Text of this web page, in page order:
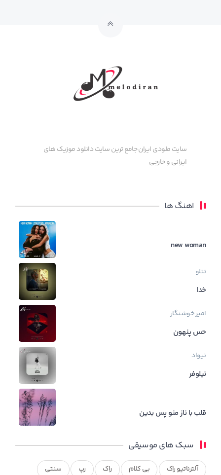
سایت ملودی ایران جامع ترین سایت دانلود موزیک های
ایرانی و خارجی
اهنگ ها
new woman
تتلو
خدا
امیر خوشنگار
حس پنهون
نیواد
نیلوفر
قلب با ناز منو پس بدین
سبک های موسیقی
آلترناتیو راک بی کلام راک رپ سنتی